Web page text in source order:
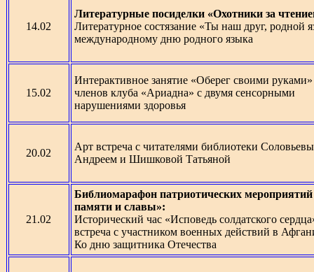
14.02
Литературные посиделки «Охотники за
Литературное состязание «Ты наш друг, родной
международному дню родного языка
15.02
Интерактивное занятие «Оберег своими
членов клуба «Ариадна» с двумя сенсорными
нарушениями здоровья
20.02
Арт встреча с читателями библиотеки
Андреем и Шишковой Татьяной
21.02
Библиомарафон патриотических
памяти и славы»:
Исторический час «Исповедь солдатского
встреча с участником военных действий в
Ко дню защитника Отечества